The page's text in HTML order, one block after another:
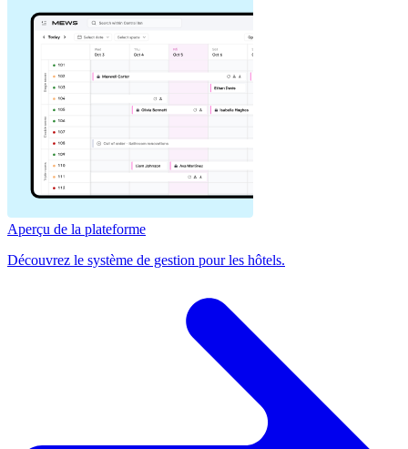
Aperçu de la plateforme
Découvrez le système de gestion pour les hôtels.